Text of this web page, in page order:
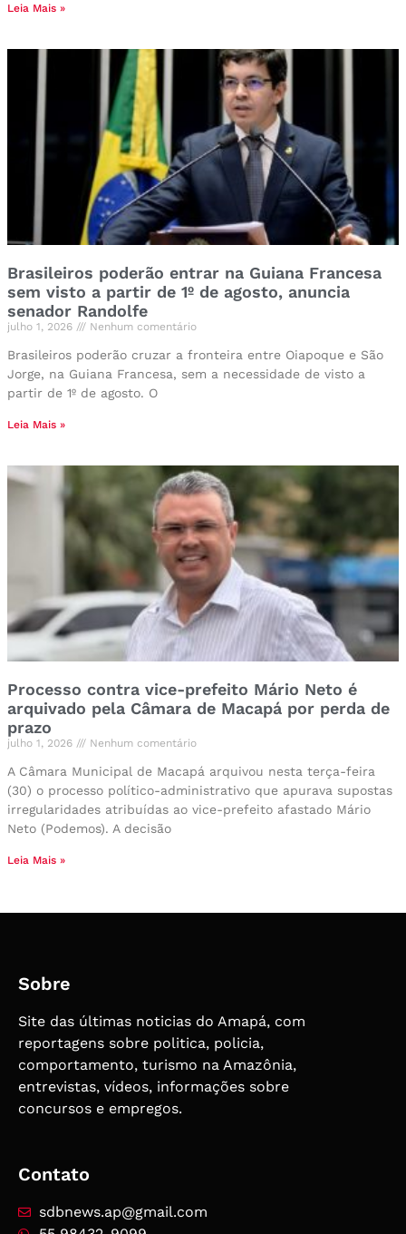
Leia Mais »
Brasileiros poderão entrar na Guiana Francesa
sem visto a partir de 1º de agosto, anuncia
senador Randolfe
julho 1, 2026 Nenhum comentário
Brasileiros poderão cruzar a fronteira entre Oiapoque e São
Jorge, na Guiana Francesa, sem a necessidade de visto a
partir de 1º de agosto. O
Leia Mais »
Processo contra vice-prefeito Mário Neto é
arquivado pela Câmara de Macapá por perda de
prazo
julho 1, 2026 Nenhum comentário
A Câmara Municipal de Macapá arquivou nesta terça-feira
(30) o processo político-administrativo que apurava supostas
irregularidades atribuídas ao vice-prefeito afastado Mário
Neto (Podemos). A decisão
Leia Mais »
Sobre
Site das últimas noticias do Amapá, com
reportagens sobre politica, policia,
comportamento, turismo na Amazônia,
entrevistas, vídeos, informações sobre
concursos e empregos.
Contato
sdbnews.ap@gmail.com